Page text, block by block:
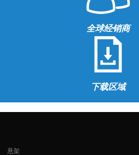
全球经销商
下载区域
悬架